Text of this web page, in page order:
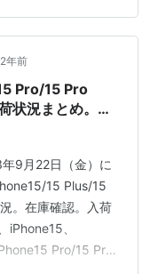
2年前
Pro/15 Pro
状況まとめ。ド
9月22日（金）に
15 Plus/15
。在庫確認。入荷
iPhone15、
Pro/15 Pro